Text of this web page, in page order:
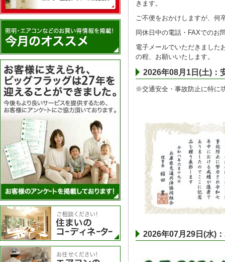
きます。
ご不便をおかけしますが、何
同休日中の電話・FAXでのお
電子メールでいただきました
の程、お願いいたします。
2026年08月1日(土)：
※交通安全・事故防止に特に
2026年07月29日(水)
住まいのコーディネーター